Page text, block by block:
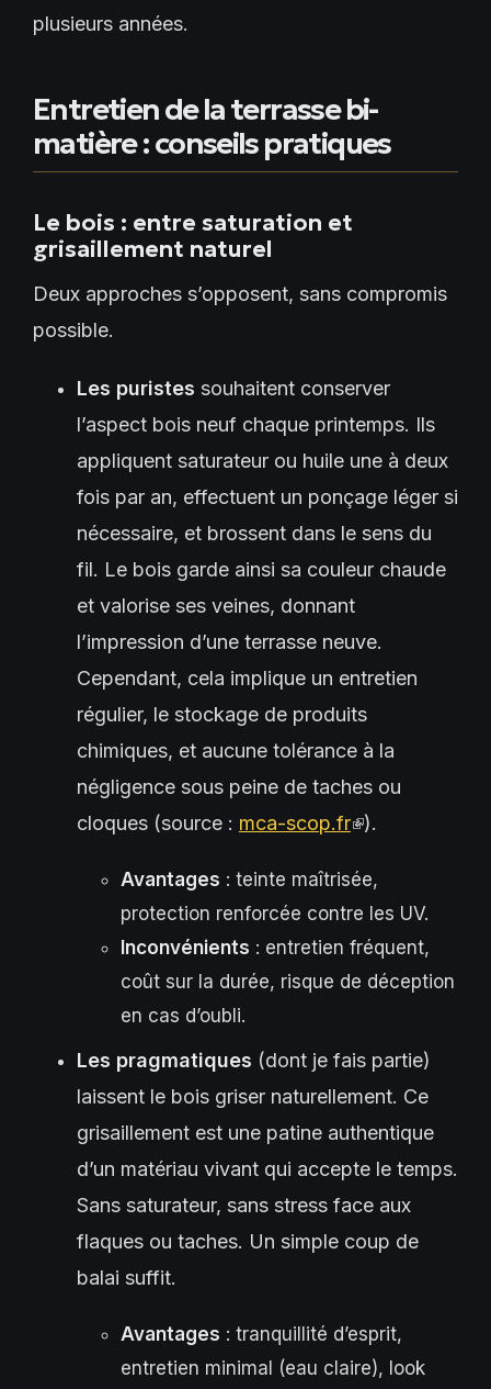
plusieurs années.
Entretien de la terrasse bi-
matière : conseils pratiques
Le bois : entre saturation et
grisaillement naturel
Deux approches s’opposent, sans compromis
possible.
Les puristes souhaitent conserver
l’aspect bois neuf chaque printemps. Ils
appliquent saturateur ou huile une à deux
fois par an, effectuent un ponçage léger si
nécessaire, et brossent dans le sens du
fil. Le bois garde ainsi sa couleur chaude
et valorise ses veines, donnant
l’impression d’une terrasse neuve.
Cependant, cela implique un entretien
régulier, le stockage de produits
chimiques, et aucune tolérance à la
négligence sous peine de taches ou
cloques (source : mca-scop.fr(link
external)
).
Avantages : teinte maîtrisée,
protection renforcée contre les UV.
Inconvénients : entretien fréquent,
coût sur la durée, risque de déception
en cas d’oubli.
Les pragmatiques (dont je fais partie)
laissent le bois griser naturellement. Ce
grisaillement est une patine authentique
d’un matériau vivant qui accepte le temps.
Sans saturateur, sans stress face aux
flaques ou taches. Un simple coup de
balai suffit.
Avantages : tranquillité d’esprit,
entretien minimal (eau claire), look